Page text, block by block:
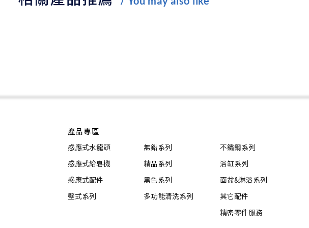
產品專區
感應式水龍頭
感應式給皂機
感應式配件
壁式系列
無鉛系列
精品系列
黑色系列
多功能清洗系列
不鏽鋼系列
浴缸系列
面盆&淋浴系列
其它配件
精密零件服務